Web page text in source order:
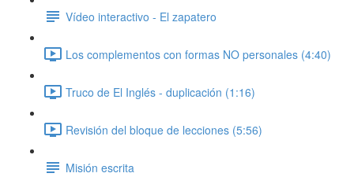
Vídeo interactivo - El zapatero
Los complementos con formas NO personales (4:40)
Truco de El Inglés - duplicación (1:16)
Revisión del bloque de lecciones (5:56)
Misión escrita